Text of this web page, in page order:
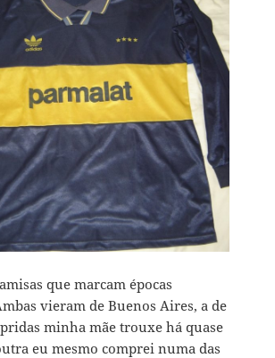
que marcam épocas
vieram de Buenos Aires, a de
minha mãe trouxe há quase
eu mesmo comprei numa das